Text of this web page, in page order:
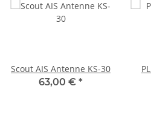
Scout AIS Antenne KS-30
63,00 € *